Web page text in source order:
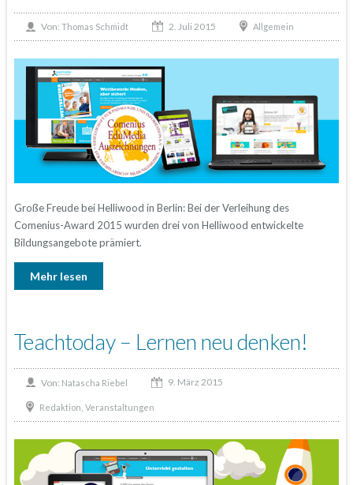
Von: Thomas Schmidt 2. Juli 2015 Allgemein
Große Freude bei Helliwood in Berlin: Bei der Verleihung des
Comenius-Award 2015 wurden drei von Helliwood entwickelte
Bildungsangebote prämiert.
Mehr lesen
Teachtoday – Lernen neu denken!
Von: Natascha Riebel 9. März 2015
Redaktion Veranstaltungen